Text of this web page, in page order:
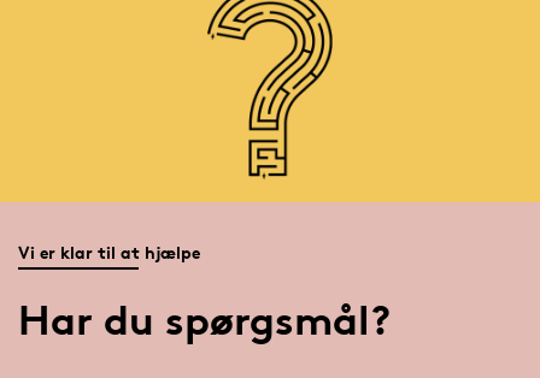
Vi er klar til at hjælpe
Har du spørgsmål?